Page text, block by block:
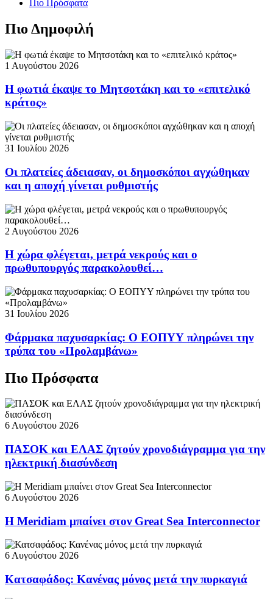
Πιο Πρόσφατα
Πιο Δημοφιλή
1 Αυγούστου 2026
Η φωτιά έκαψε το Μητσοτάκη και το «επιτελικό
κράτος»
31 Ιουλίου 2026
Οι πλατείες άδειασαν, οι δημοσκόποι αγχώθηκαν
και η αποχή γίνεται ρυθμιστής
2 Αυγούστου 2026
Η χώρα φλέγεται, μετρά νεκρούς και ο
πρωθυπουργός παρακολουθεί…
31 Ιουλίου 2026
Φάρμακα παχυσαρκίας: Ο ΕΟΠΥΥ πληρώνει την
τρύπα του «Προλαμβάνω»
Πιο Πρόσφατα
6 Αυγούστου 2026
ΠΑΣΟΚ και ΕΛΑΣ ζητούν χρονοδιάγραμμα για την
ηλεκτρική διασύνδεση
6 Αυγούστου 2026
Η Meridiam μπαίνει στον Great Sea Interconnector
6 Αυγούστου 2026
Κατσαφάδος: Κανένας μόνος μετά την πυρκαγιά